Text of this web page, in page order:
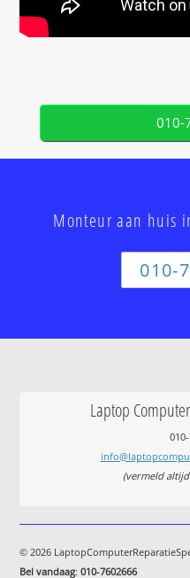
010-
Monteur aan huis
010-
Laptop
(vermeld
© 2026
Bel vandaag:010-7602666